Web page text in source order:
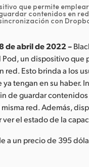
que permite
contenidos en
con
de abril de 2022 –
un dispositivo
red. Esto brinda a los
tengan en su haber.
de guardar
red. Además,
el estado de la
a un precio de 395